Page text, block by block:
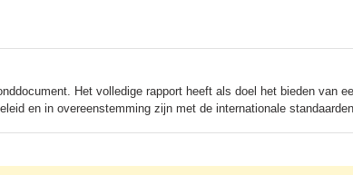
Het volledige rapport heeft als doel het bieden van
en in overeenstemming zijn met de internationale